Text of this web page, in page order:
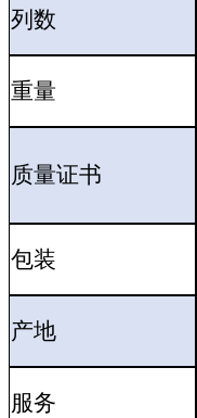
列数
重量
质量证书
包装
产地
服务